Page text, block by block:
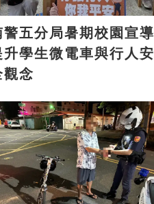
警五分局暑期校園宣導
升學生微電車與行人安
觀念